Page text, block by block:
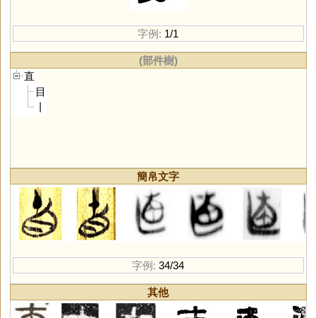
字例: 1/1
(部件樹)
直
目
簡帛文字
字例: 34/34
其他